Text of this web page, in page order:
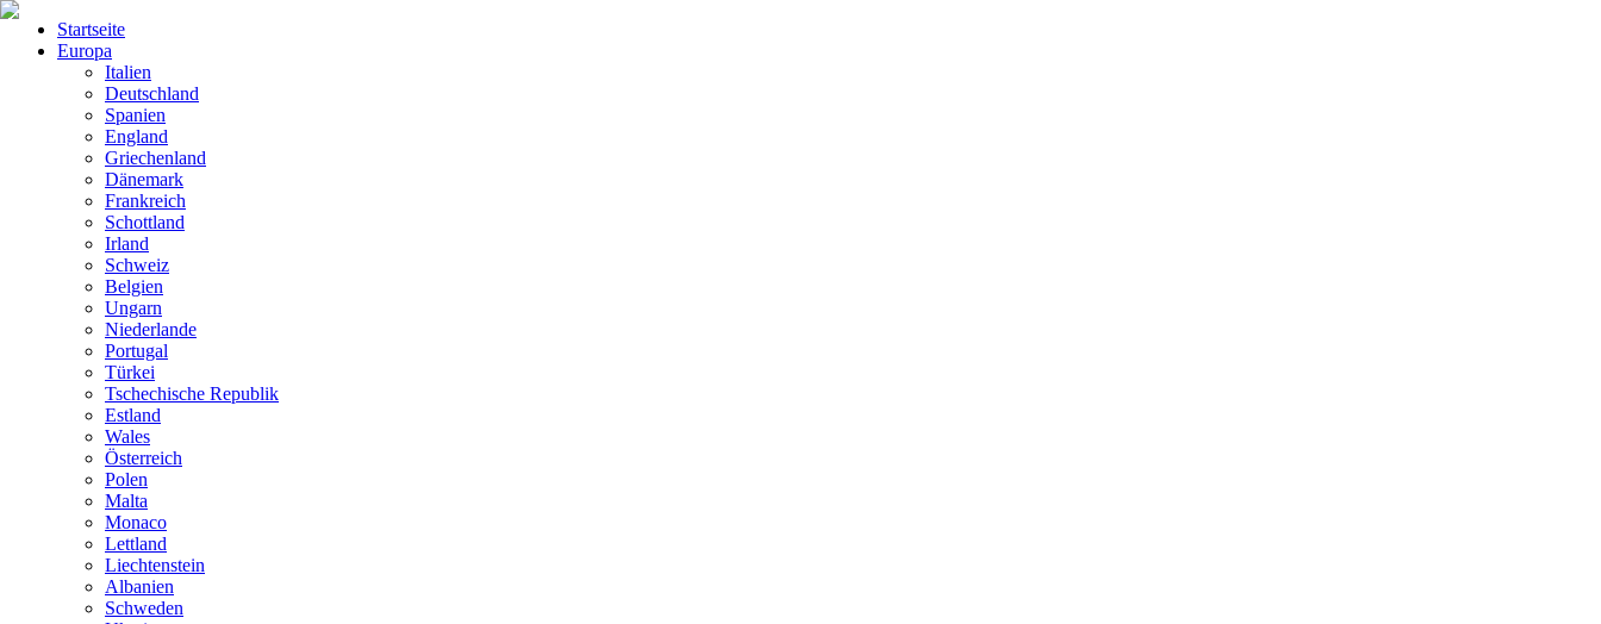
Startseite
Europa
Italien
Deutschland
Spanien
England
Griechenland
Dänemark
Frankreich
Schottland
Irland
Schweiz
Belgien
Ungarn
Niederlande
Portugal
Türkei
Tschechische Republik
Estland
Wales
Österreich
Polen
Malta
Monaco
Lettland
Liechtenstein
Albanien
Schweden